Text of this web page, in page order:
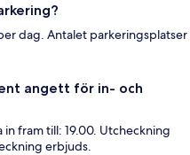
dag. Antalet parkeringsplatser
angett för in- och
in fram till: 19.00. Utcheckning
erbjuds.